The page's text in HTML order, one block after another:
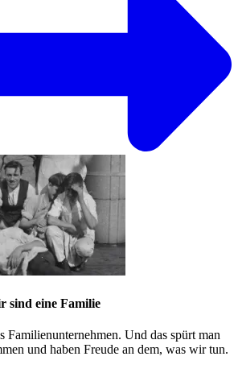
sind eine Familie
Familienunternehmen. Und das spürt man
und haben Freude an dem, was wir tun.